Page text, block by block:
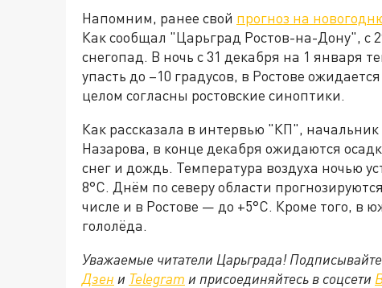
Напомним, ранее свой прогноз на
Как сообщал "Царьград Ростов-на-Дону", с
снегопад. В ночь с 31 декабря на 1 января
упасть до –10 градусов, в Ростове
целом согласны ростовские синоптики.
Как рассказала в интервью "КП",
Назарова, в конце декабря ожидаются
снег и дождь. Температура воздуха ночью
8°С. Днём по северу области
числе и в Ростове — до +5°С. Кроме того, в
гололёда.
Уважаемые читатели Царьграда!
Дзен и Telegram и присоединяйтесь в соцсети